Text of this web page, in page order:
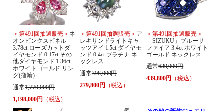
＜第491回抽選販売＞ ネ
オンピンクスピネル
3.78ct ローズカットダ
イヤモンド 0.17ct その
他ダイヤモンド 1.36ct
ホワイトゴールド リン
グ(指輪)
通常1,770,000円
1,198,000円
（税込）
＜第491回抽選販売＞ ア
レキサンドライトキャ
ッツアイ 1.5ct ダイヤモ
ンド 0.4ct プラチナ ネ
ックレス
通常398,000円
279,800円
（税込）
＜第491回抽選販売＞
「SIZUKU」ブルーサ
ファイア 3.4ct ホワイト
ゴールド ネックレス
通常639,000円
439,800円
（税込）